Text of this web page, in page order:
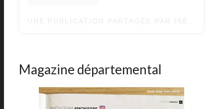
Magazine départemental